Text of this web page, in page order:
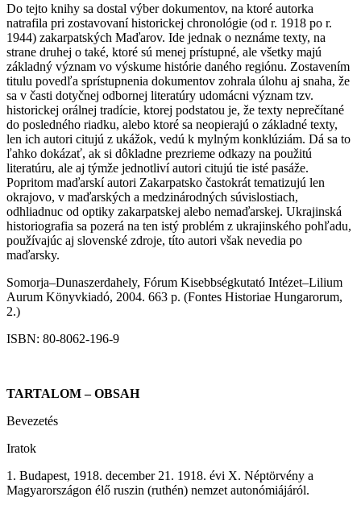
Do tejto knihy sa dostal výber dokumentov, na ktoré autorka
natrafila pri zostavovaní historickej chronológie (od r. 1918 po r.
1944) zakarpatských Maďarov. Ide jednak o neznáme texty, na
strane druhej o také, ktoré sú menej prístupné, ale všetky majú
základný význam vo výskume histórie daného regiónu. Zostavením
titulu povedľa sprístupnenia dokumentov zohrala úlohu aj snaha, že
sa v časti dotyčnej odbornej literatúry udomácni význam tzv.
historickej orálnej tradície, ktorej podstatou je, že texty neprečítané
do posledného riadku, alebo ktoré sa neopierajú o základné texty,
len ich autori citujú z ukážok, vedú k mylným konklúziám. Dá sa to
ľahko dokázať, ak si dôkladne prezrieme odkazy na použitú
literatúru, ale aj týmže jednotliví autori citujú tie isté pasáže.
Popritom maďarskí autori Zakarpatsko častokrát tematizujú len
okrajovo, v maďarských a medzinárodných súvislostiach,
odhliadnuc od optiky zakarpatskej alebo nemaďarskej. Ukrajinská
historiografia sa pozerá na ten istý problém z ukrajinského pohľadu,
používajúc aj slovenské zdroje, títo autori však nevedia po
maďarsky.
Somorja–Dunaszerdahely, Fórum Kisebbségkutató Intézet–Lilium
Aurum Könyvkiadó, 2004. 663 p. (Fontes Historiae Hungarorum,
2.)
ISBN: 80-8062-196-9
TARTALOM – OBSAH
Bevezetés
Iratok
1. Budapest, 1918. december 21. 1918. évi X. Néptörvény a
Magyarországon élő ruszin (ruthén) nemzet autonómiájáról.